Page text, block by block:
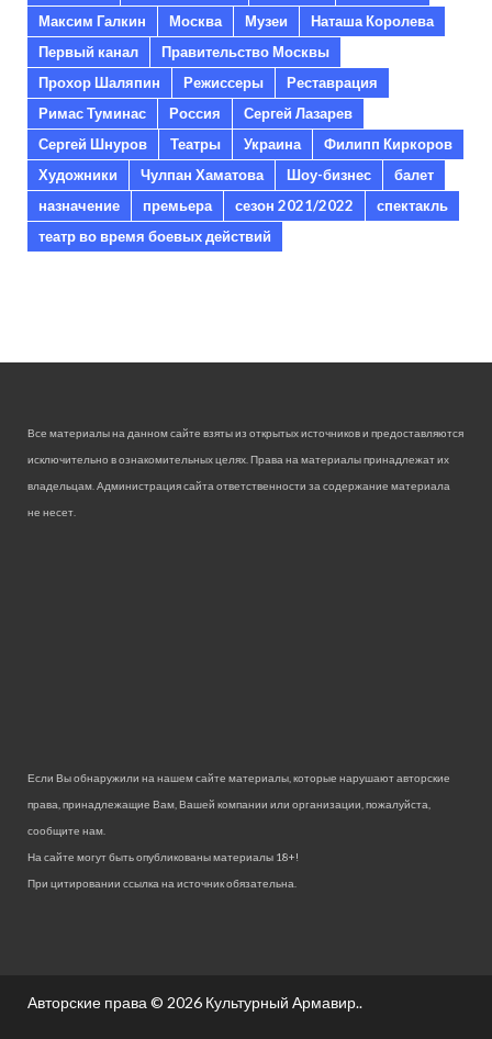
Максим Галкин
Москва Музеи
Наташа Королева
Первый канал
Правительство Москвы
Прохор Шаляпин
Режиссеры
Реставрация
Римас Туминас
Россия
Сергей Лазарев
Сергей Шнуров
Театры Украина
Филипп Киркоров
Художники
Чулпан Хаматова Шоу-бизнес
балет
назначение
премьера сезон 2021/2022
спектакль
театр во время боевых действий
Все материалы на данном сайте взяты из открытых источников и предоставляются
исключительно в ознакомительных целях. Права на материалы принадлежат их
владельцам. Администрация сайта ответственности за содержание материала
не несет.
Если Вы обнаружили на нашем сайте материалы, которые нарушают авторские
права, принадлежащие Вам, Вашей компании или организации, пожалуйста,
сообщите нам.
На сайте могут быть опубликованы материалы 18+!
При цитировании ссылка на источник обязательна.
Авторские права © 2026 Культурный Армавир..